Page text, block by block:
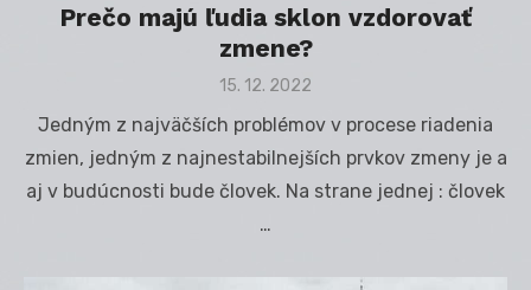
Prečo majú ľudia sklon vzdorovať
zmene?
Posted
15. 12. 2022
Jedným z najväčších problémov v procese riadenia
zmien, jedným z najnestabilnejších prvkov zmeny je a
aj v budúcnosti bude človek. Na strane jednej : človek
…